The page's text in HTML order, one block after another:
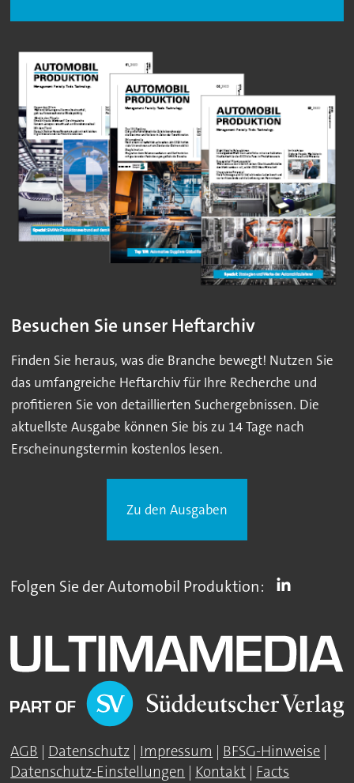
Besuchen Sie unser Heftarchiv
Finden Sie heraus, was die Branche bewegt! Nutzen Sie
das umfangreiche Heftarchiv für Ihre Recherche und
profitieren Sie von detaillierten Suchergebnissen. Die
aktuellste Ausgabe können Sie bis zu 14 Tage nach
Erscheinungstermin kostenlos lesen.
Zu den Ausgaben
Folgen Sie der Automobil Produktion:
AGB | Datenschutz | Impressum | BFSG-Hinweise |
Datenschutz-Einstellungen | Kontakt | Facts